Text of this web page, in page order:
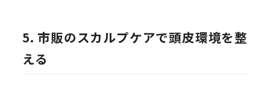
5. 市販のスカルプケアで頭皮環境を整
える